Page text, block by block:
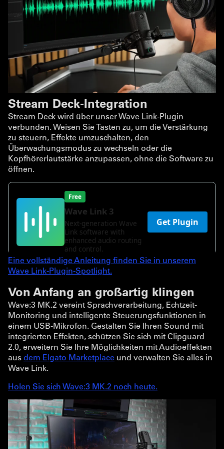
Stream Deck-Integration
Stream Deck wird über unser Wave Link-Plugin
verbunden. Weisen Sie Tasten zu, um die Verstärkung
zu steuern, Effekte umzuschalten, den
Überwachungsmodus zu wechseln oder die
Kopfhörerlautstärke anzupassen, ohne die Software zu
öffnen.
Eine vollständige Anleitung finden Sie in unserem
Wave Link-Plugin-Spotlight.
Von Anfang an großartig klingen
Wave:3 MK.2 vereint Sprachverarbeitung, Echtzeit-
Monitoring und intelligente Steuerungsfunktionen in
einem USB-Mikrofon. Gestalten Sie Ihren Sound mit
integrierten Effekten, schützen Sie sich mit Clipguard
2.0, erweitern Sie Ihre Möglichkeiten mit Audioeffekten
ausdem Elgato Marketplace und verwalten Sie alles in
Wave Link.
Holen Sie sich Wave:3 MK.2 noch heute.